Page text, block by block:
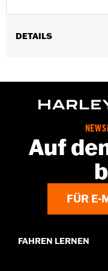
DETAILS
Funktionsmerkmale:
d.com/warrantyfor full
Shop To Be:
Dry
Material:Polyester
Auf
FÜR E-
FAHREN LERNEN